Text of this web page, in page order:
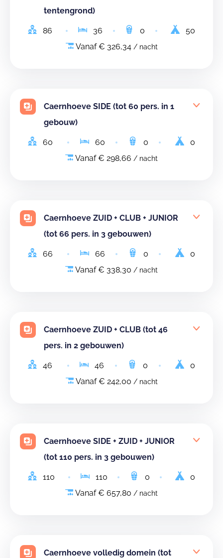
tentengrond)
86 36 0
50
Vanaf € 326,34 / nacht
Caernhoeve SIDE (tot 60 pers. in 1
gebouw)
60 60 0
0
Vanaf € 298,66 / nacht
Caernhoeve ZUID + CLUB + JUNIOR
(tot 66 pers. in 3 gebouwen)
66 66 0
0
Vanaf € 338,30 / nacht
Caernhoeve ZUID + CLUB (tot 46
pers. in 2 gebouwen)
46 46 0
0
Vanaf € 242,00 / nacht
Caernhoeve SIDE + ZUID + JUNIOR
(tot 110 pers. in 3 gebouwen)
110 110 0
0
Vanaf € 657,80 / nacht
Caernhoeve volledig domein (tot